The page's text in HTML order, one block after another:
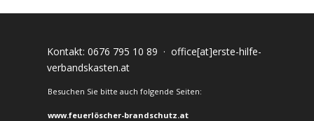
Kontakt: 0676 795 10 89 · office[at]erste-hilfe-
verbandskasten.at
Besuchen Sie bitte auch folgende Seiten:
www.feuerlöscher-brandschutz.at